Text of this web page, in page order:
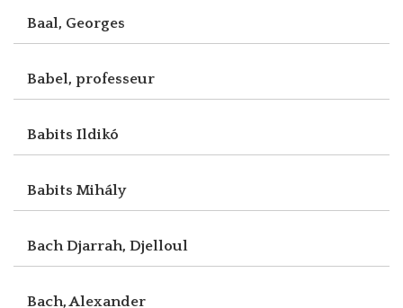
Baal, Georges
Babel, professeur
Babits Ildikó
Babits Mihály
Bach Djarrah, Djelloul
Bach, Alexander